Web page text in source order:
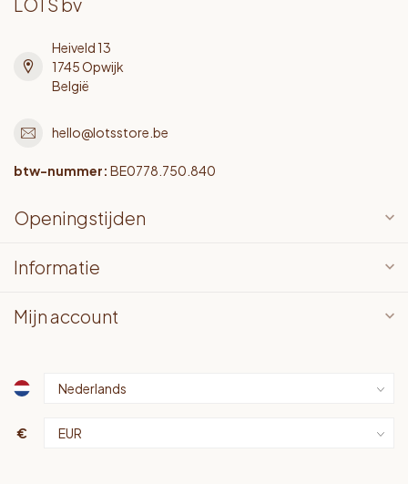
Heiveld 13
1745 Opwijk
België
hello@lotsstore.be
btw-nummer: BE0778.750.840
Openingstijden
Informatie
Mijn account
€